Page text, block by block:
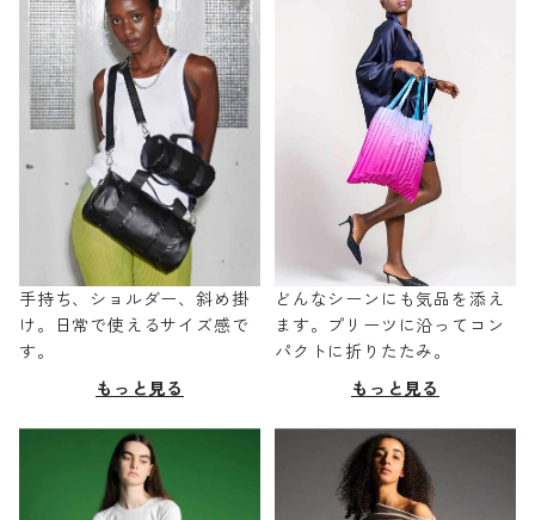
手持ち、ショルダー、斜め掛
け。日常で使えるサイズ感で
す。
もっと見る
どんなシーンにも気品を添え
ます。プリーツに沿ってコン
パクトに折りたたみ。
もっと見る